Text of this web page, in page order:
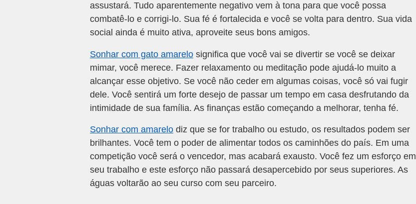
assustará. Tudo aparentemente negativo vem à tona para que você possa
combatê-lo e corrigi-lo. Sua fé é fortalecida e você se volta para dentro. Sua vida
social ainda é muito ativa, aproveite seus bons amigos.
Sonhar com gato amarelo significa que você vai se divertir se você se deixar
mimar, você merece. Fazer relaxamento ou meditação pode ajudá-lo muito a
alcançar esse objetivo. Se você não ceder em algumas coisas, você só vai fugir
dele. Você sentirá um forte desejo de passar um tempo em casa desfrutando da
intimidade de sua família. As finanças estão começando a melhorar, tenha fé.
Sonhar com amarelo diz que se for trabalho ou estudo, os resultados podem ser
brilhantes. Você tem o poder de alimentar todos os caminhões do país. Em uma
competição você será o vencedor, mas acabará exausto. Você fez um esforço em
seu trabalho e este esforço não passará desapercebido por seus superiores. As
águas voltarão ao seu curso com seu parceiro.